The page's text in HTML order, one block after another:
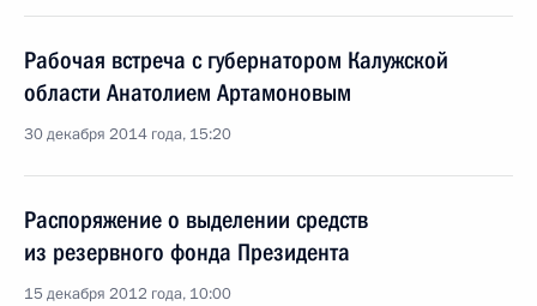
Рабочая встреча с губернатором Калужской
области Анатолием Артамоновым
30 декабря 2014 года, 15:20
Распоряжение о выделении средств
из резервного фонда Президента
15 декабря 2012 года, 10:00